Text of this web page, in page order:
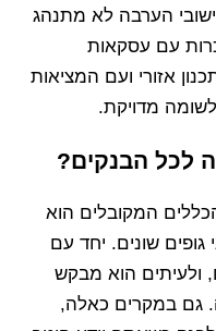
הערבה לא מתנהג
עם עסקאות
אזורי ועם המציאות
מדויקת.
לכל הבנקים?
המקובלים הוא
גופים שונים. יחד עם
ולעיתים הוא מבקש
גם במקרים כאלה,